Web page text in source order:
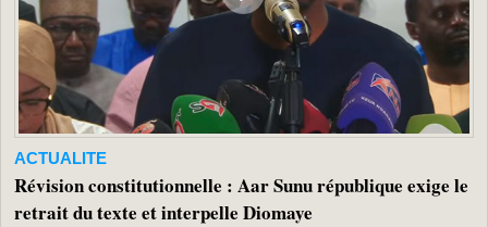
ACTUALITE
Révision constitutionnelle : Aar Sunu république exige le
retrait du texte et interpelle Diomaye